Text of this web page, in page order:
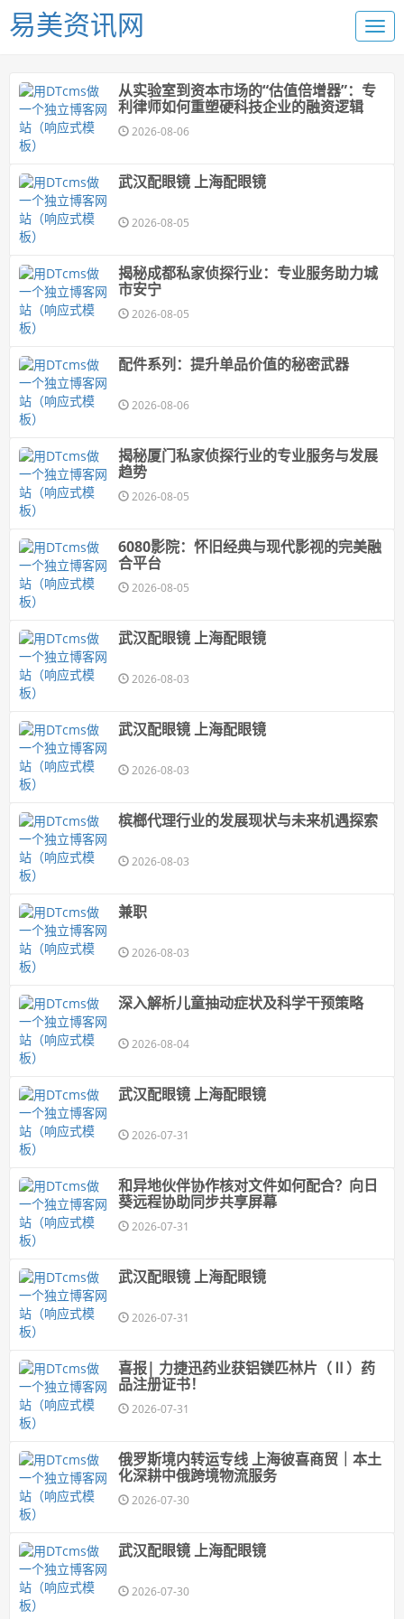
易美资讯网
从实验室到资本市场的“估值倍增器”：专
利律师如何重塑硬科技企业的融资逻辑
2026-08-06
武汉配眼镜 上海配眼镜
2026-08-05
揭秘成都私家侦探行业：专业服务助力城
市安宁
2026-08-05
配件系列：提升单品价值的秘密武器
2026-08-06
揭秘厦门私家侦探行业的专业服务与发展
趋势
2026-08-05
6080影院：怀旧经典与现代影视的完美融
合平台
2026-08-05
武汉配眼镜 上海配眼镜
2026-08-03
武汉配眼镜 上海配眼镜
2026-08-03
槟榔代理行业的发展现状与未来机遇探索
2026-08-03
兼职
2026-08-03
深入解析儿童抽动症状及科学干预策略
2026-08-04
武汉配眼镜 上海配眼镜
2026-07-31
和异地伙伴协作核对文件如何配合？向日
葵远程协助同步共享屏幕
2026-07-31
武汉配眼镜 上海配眼镜
2026-07-31
喜报| 力捷迅药业获铝镁匹林片（Ⅱ）药
品注册证书！
2026-07-31
俄罗斯境内转运专线 上海彼喜商贸｜本土
化深耕中俄跨境物流服务
2026-07-30
武汉配眼镜 上海配眼镜
2026-07-30